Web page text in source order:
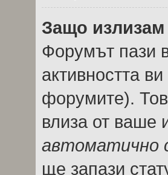
Защо
Форумът пази
активността
форумите).
влиза от ваше
автоматично
ще запази